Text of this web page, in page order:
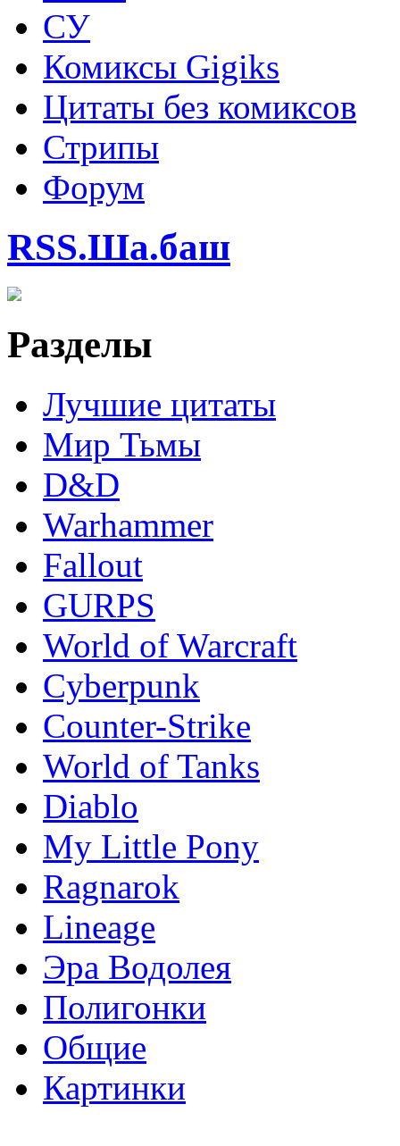
СУ
Комиксы Gigiks
Цитаты без комиксов
Стрипы
Форум
RSS.Ша.баш
Разделы
Лучшие цитаты
Мир Тьмы
D&D
Warhammer
Fallout
GURPS
World of Warcraft
Сyberpunk
Counter-Strike
World of Tanks
Diablo
My Little Pony
Ragnarok
Lineage
Эра Водолея
Полигонки
Общие
Картинки